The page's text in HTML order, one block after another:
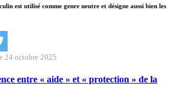
est utilisé comme genre neutre et désigne aussi bien les
24 octobre 2025
entre « aide » et « protection » de la